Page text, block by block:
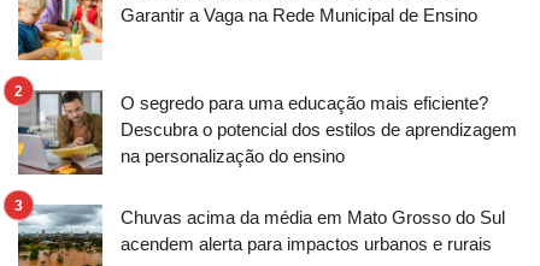
Garantir a Vaga na Rede Municipal de Ensino
O segredo para uma educação mais eficiente?
Descubra o potencial dos estilos de aprendizagem
na personalização do ensino
Chuvas acima da média em Mato Grosso do Sul
acendem alerta para impactos urbanos e rurais